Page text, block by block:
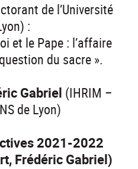
de l’Université
:
et le Pape : l’affaire
du sacre ».
Gabriel (IHRIM –
de Lyon)
2021-2022
Frédéric Gabriel)